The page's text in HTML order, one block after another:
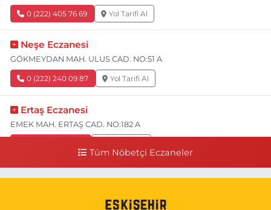
0 (222) 405 76 69 Yol Tarifi Al
Neşe Eczanesi
GÖKMEYDAN MAH. ULUS CAD. NO:51 A
0 (222) 240 09 87 Yol Tarifi Al
Ertaş Eczanesi
EMEK MAH. ERTAŞ CAD. NO:182 A
YAN SOKAĞI POLİKLİNİK KAPISI TAM KARŞISI I
Tüm Nöbetçi Eczaneler